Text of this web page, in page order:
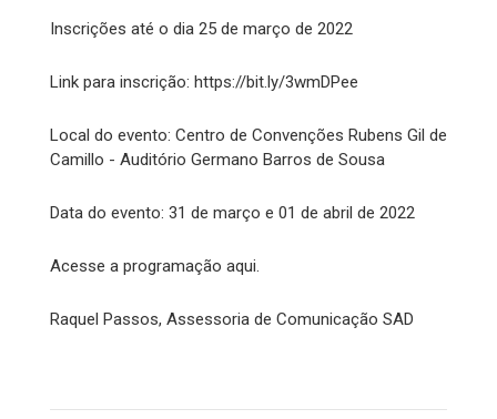
Inscrições até o dia 25 de março de 2022
Link para inscrição: https://bit.ly/3wmDPee
Local do evento: Centro de Convenções Rubens Gil de
Camillo - Auditório Germano Barros de Sousa
Data do evento: 31 de março e 01 de abril de 2022
Acesse a programação aqui.
Raquel Passos, Assessoria de Comunicação SAD